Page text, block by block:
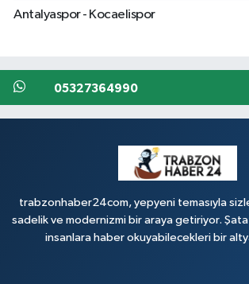
Antalyaspor - Kocaelispor
05327364990
trabzonhaber24com, yepyeni temasıyla
sadelik ve modernizmi bir araya getiriyor.
insanlara haber okuyabilecekleri bir